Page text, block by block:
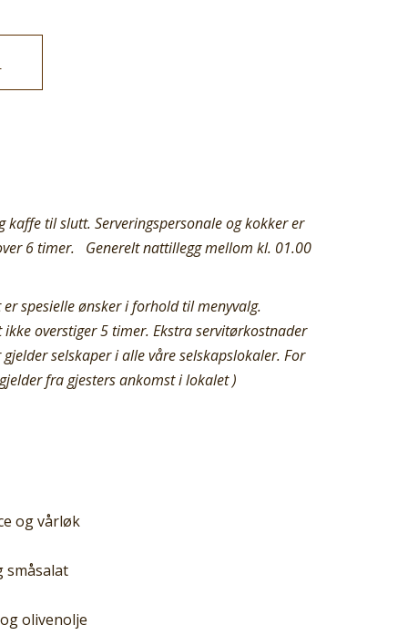
til slutt. Serveringspersonale og kokker er
6 timer. Generelt nattillegg mellom kl. 01.00
spesielle ønsker i forhold til menyvalg.
overstiger 5 timer. Ekstra servitørkostnader
selskaper i alle våre selskapslokaler. For
fra gjesters ankomst i lokalet )
og vårløk
småsalat
olivenolje